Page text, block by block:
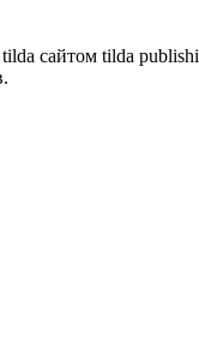
сайтом tilda